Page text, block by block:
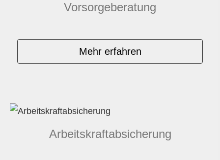
Vorsorgeberatung
Mehr erfahren
Arbeitskraftabsicherung